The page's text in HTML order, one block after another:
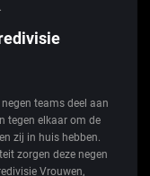
teams deel aan
tegen elkaar om de
zij in huis hebben.
zorgen deze negen
Vrouwen,